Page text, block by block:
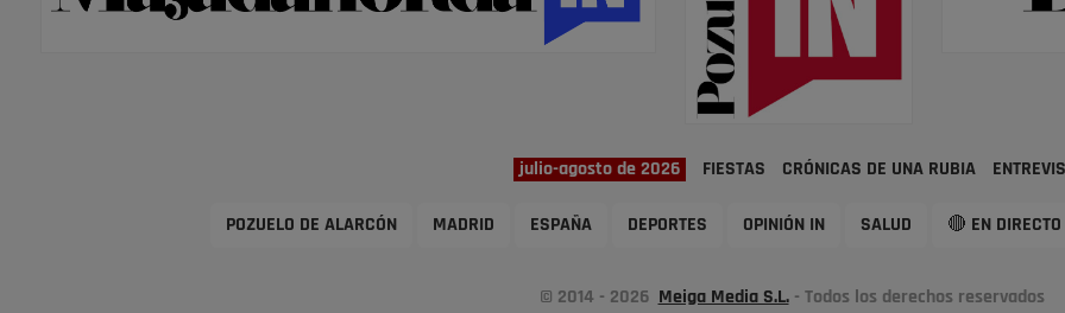
julio-agosto de 2026 FIESTAS CRÓNICAS DE UNA RUBIA
POZUELO DE ALARCÓN MADRID ESPAÑA DEPORTES OPINIÓN IN SALUD 🔴 EN DIRECTO
© 2014 - 2026 Meiga Media S.L.- Todos los derechos reservados